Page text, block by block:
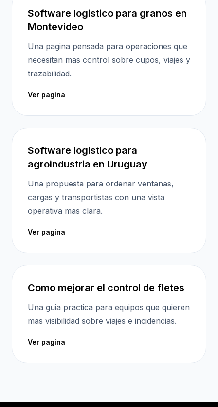
Software logistico para granos en
Montevideo
Una pagina pensada para operaciones que
necesitan mas control sobre cupos, viajes y
trazabilidad.
Ver pagina
Software logistico para
agroindustria en Uruguay
Una propuesta para ordenar ventanas,
cargas y transportistas con una vista
operativa mas clara.
Ver pagina
Como mejorar el control de fletes
Una guia practica para equipos que quieren
mas visibilidad sobre viajes e incidencias.
Ver pagina